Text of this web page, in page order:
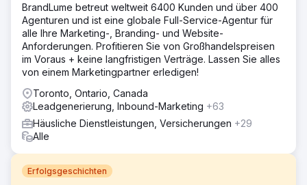
BrandLume betreut weltweit 6400 Kunden und über 400
Agenturen und ist eine globale Full-Service-Agentur für
alle Ihre Marketing-, Branding- und Website-
Anforderungen. Profitieren Sie von Großhandelspreisen
im Voraus + keine langfristigen Verträge. Lassen Sie alles
von einem Marketingpartner erledigen!
Toronto, Ontario, Canada
Leadgenerierung, Inbound-Marketing +63
Häusliche Dienstleistungen, Versicherungen +29
Alle
Erfolgsgeschichten